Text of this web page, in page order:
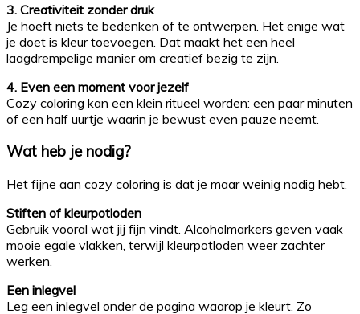
3. Creativiteit zonder druk
Je hoeft niets te bedenken of te ontwerpen. Het enige wat
je doet is kleur toevoegen. Dat maakt het een heel
laagdrempelige manier om creatief bezig te zijn.
4. Even een moment voor jezelf
Cozy coloring kan een klein ritueel worden: een paar minuten
of een half uurtje waarin je bewust even pauze neemt.
Wat heb je nodig?
Het fijne aan cozy coloring is dat je maar weinig nodig hebt.
Stiften of kleurpotloden
Gebruik vooral wat jij fijn vindt. Alcoholmarkers geven vaak
mooie egale vlakken, terwijl kleurpotloden weer zachter
werken.
Een inlegvel
Leg een inlegvel onder de pagina waarop je kleurt. Zo